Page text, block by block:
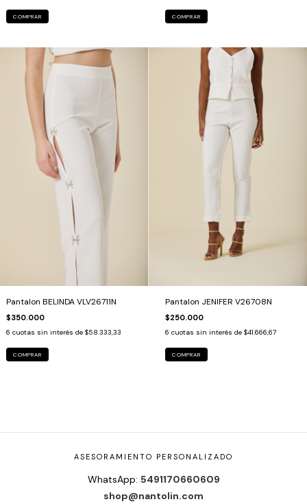
COMPRAR COMPRAR
Pantalon BELINDA VLV26711N
$350.000
6 cuotas sin interés de $58.333,33
COMPRAR
Pantalon JENIFER V26708N
$250.000
6 cuotas sin interés de $41.666,67
COMPRAR
ASESORAMIENTO PERSONALIZADO
WhatsApp: 5491170660609
shop@nantolin.com